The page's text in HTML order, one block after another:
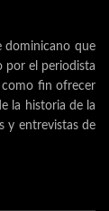
dominicano que
por el periodista
como fin ofrecer
la historia de la
y entrevistas de